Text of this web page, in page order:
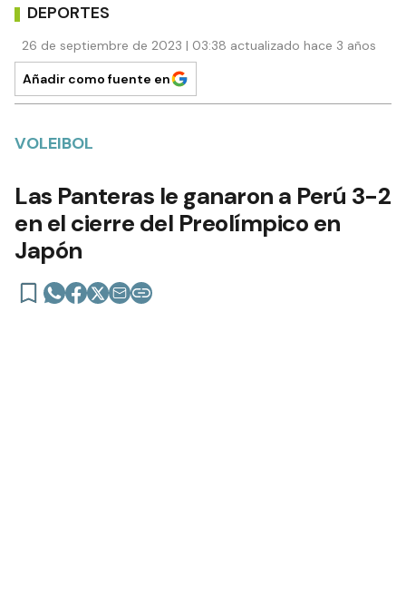
DEPORTES
26 de septiembre de 2023 | 03:38 actualizado hace 3 años
Añadir como fuente en
VOLEIBOL
Las Panteras le ganaron a Perú 3-2
en el cierre del Preolímpico en
Japón